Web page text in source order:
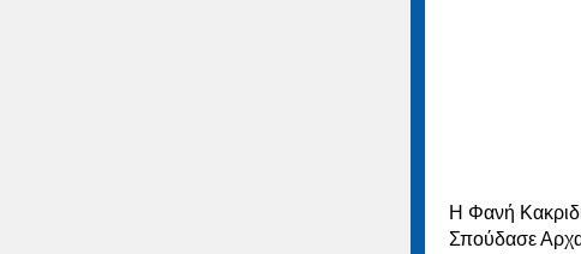
Η Φανή
Σπούδασε